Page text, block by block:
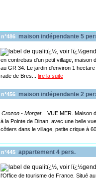
n°486 maison indépendante 5
en contrebas d'un petit village, maison
au GR 34. Le jardin d'environ 1
rade de Bres... lire la suite
n°456 maison indépendante 2
Crozon - Morgat. VUE MER. Maison
à la Pointe de Dinan, avec une belle
côtiers dans le village, petite crique à
n°445 appartement 4 pers.
l'Office de tourisme de France. Situé